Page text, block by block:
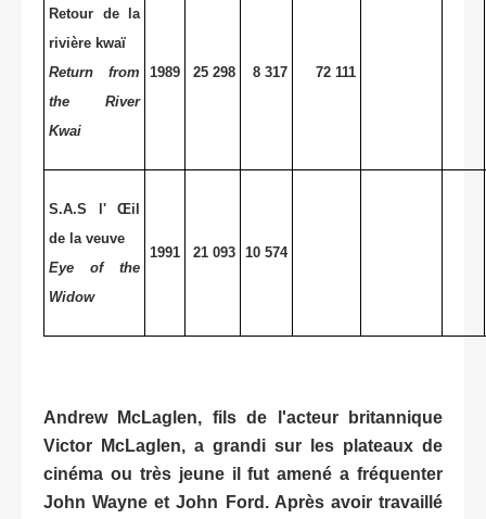
Retour de la
rivière kwaï
Return from
the River
Kwai
1989 25 298 8 317 72 111
S.A.S l' Œil
de la veuve
Eye of the
Widow
1991 21 093 10 574
Andrew McLaglen, fils de l'acteur britannique
Victor McLaglen, a grandi sur les plateaux de
cinéma ou très jeune il fut amené a fréquenter
John Wayne et John Ford. Après avoir travaillé